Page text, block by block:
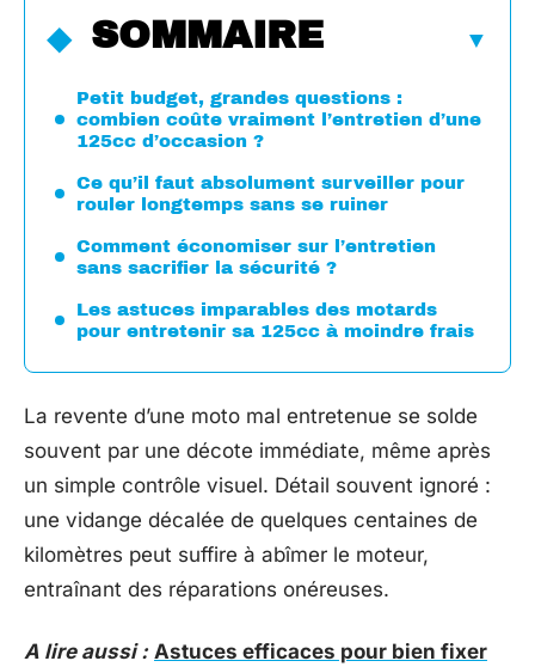
SOMMAIRE
Petit budget, grandes questions :
combien coûte vraiment l’entretien d’une
125cc d’occasion ?
Ce qu’il faut absolument surveiller pour
rouler longtemps sans se ruiner
Comment économiser sur l’entretien
sans sacrifier la sécurité ?
Les astuces imparables des motards
pour entretenir sa 125cc à moindre frais
La revente d’une moto mal entretenue se solde
souvent par une décote immédiate, même après
un simple contrôle visuel. Détail souvent ignoré :
une vidange décalée de quelques centaines de
kilomètres peut suffire à abîmer le moteur,
entraînant des réparations onéreuses.
A lire aussi : Astuces efficaces pour bien fixer